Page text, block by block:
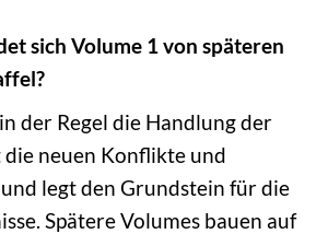
sich Volume 1 von späteren
der Regel die Handlung der
neuen Konflikte und
legt den Grundstein für die
Spätere Volumes bauen auf